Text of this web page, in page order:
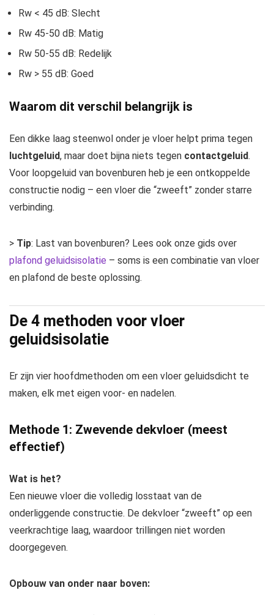
Rw < 45 dB: Slecht
Rw 45-50 dB: Matig
Rw 50-55 dB: Redelijk
Rw > 55 dB: Goed
Waarom dit verschil belangrijk is
Een dikke laag steenwol onder je vloer helpt prima tegen
luchtgeluid, maar doet bijna niets tegen contactgeluid.
Voor loopgeluid van bovenburen heb je een ontkoppelde
constructie nodig – een vloer die “zweeft” zonder starre
verbinding.
> Tip: Last van bovenburen? Lees ook onze gids over
plafond geluidsisolatie – soms is een combinatie van vloer
en plafond de beste oplossing.
De 4 methoden voor vloer
geluidsisolatie
Er zijn vier hoofdmethoden om een vloer geluidsdicht te
maken, elk met eigen voor- en nadelen.
Methode 1: Zwevende dekvloer (meest
effectief)
Wat is het?
Een nieuwe vloer die volledig losstaat van de
onderliggende constructie. De dekvloer “zweeft” op een
veerkrachtige laag, waardoor trillingen niet worden
doorgegeven.
Opbouw van onder naar boven: